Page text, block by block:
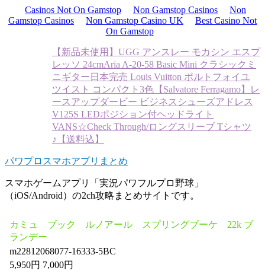
Casinos Not On Gamstop Non Gamstop Casinos
Non
Gamstop Casinos
Non Gamstop Casino UK
Best Casino Not
On Gamstop
【新品未使用】UGG アンスレー モカシン エスプ
レッソ 24cmAria A-20-58 Basic Mini クラシックミ
ニギター 日本完売 Louis Vuitton ポルトフォイユ
ツイスト コンパクト3色 【Salvatore Ferragamo】レ
ースアップダービー ビジネスシューズアドレス
V125S LEDポジション付ヘッドライト
VANS☆Check Through/ロングスリーブ Tシャツ
♪【送料込】
パワプロスマホアプリまとめ
スマホゲームアプリ「実況パワフルプロ野球」
（iOS/Android）の2ch攻略まとめサイトです。
カミュ ブック ルノアール スプリングブーケ 22k ブ
ランデー
m22812068077-16333-5BC
5,950円 7,000円